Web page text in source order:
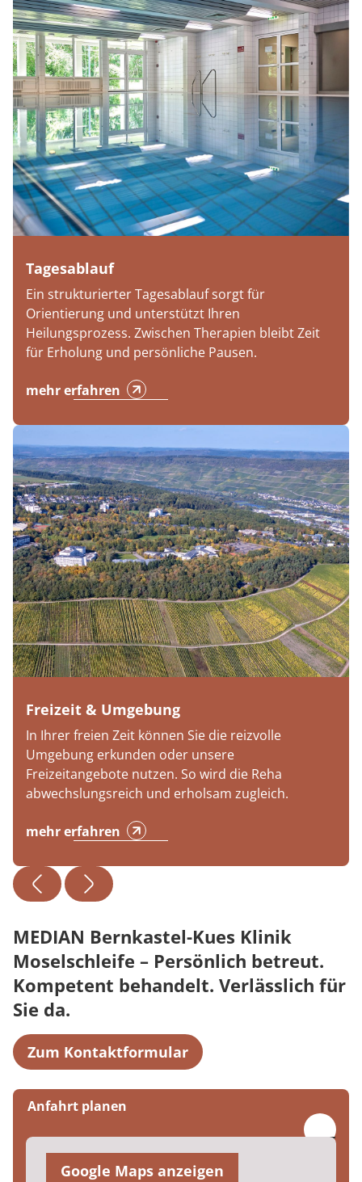
Tagesablauf
Ein strukturierter Tagesablauf sorgt für
Orientierung und unterstützt Ihren
Heilungsprozess. Zwischen Therapien bleibt Zeit
für Erholung und persönliche Pausen.
mehr erfahren
Freizeit & Umgebung
In Ihrer freien Zeit können Sie die reizvolle
Umgebung erkunden oder unsere
Freizeitangebote nutzen. So wird die Reha
abwechslungsreich und erholsam zugleich.
mehr erfahren
MEDIAN Bernkastel-Kues Klinik
Moselschleife – Persönlich betreut.
Kompetent behandelt. Verlässlich für
Sie da.
Zum Kontaktformular
Anfahrt planen
Google Maps anzeigen